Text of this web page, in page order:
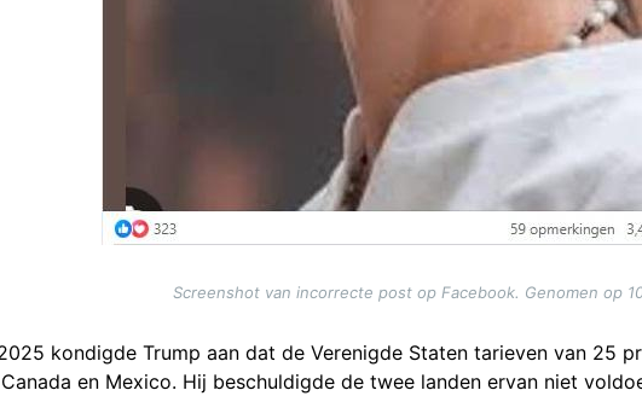
Screenshot van incorrecte post op Facebook. Genomen op
kondigde Trump aan dat de Verenigde Staten tarieven van 25
en Mexico. Hij beschuldigde de twee landen ervan niet